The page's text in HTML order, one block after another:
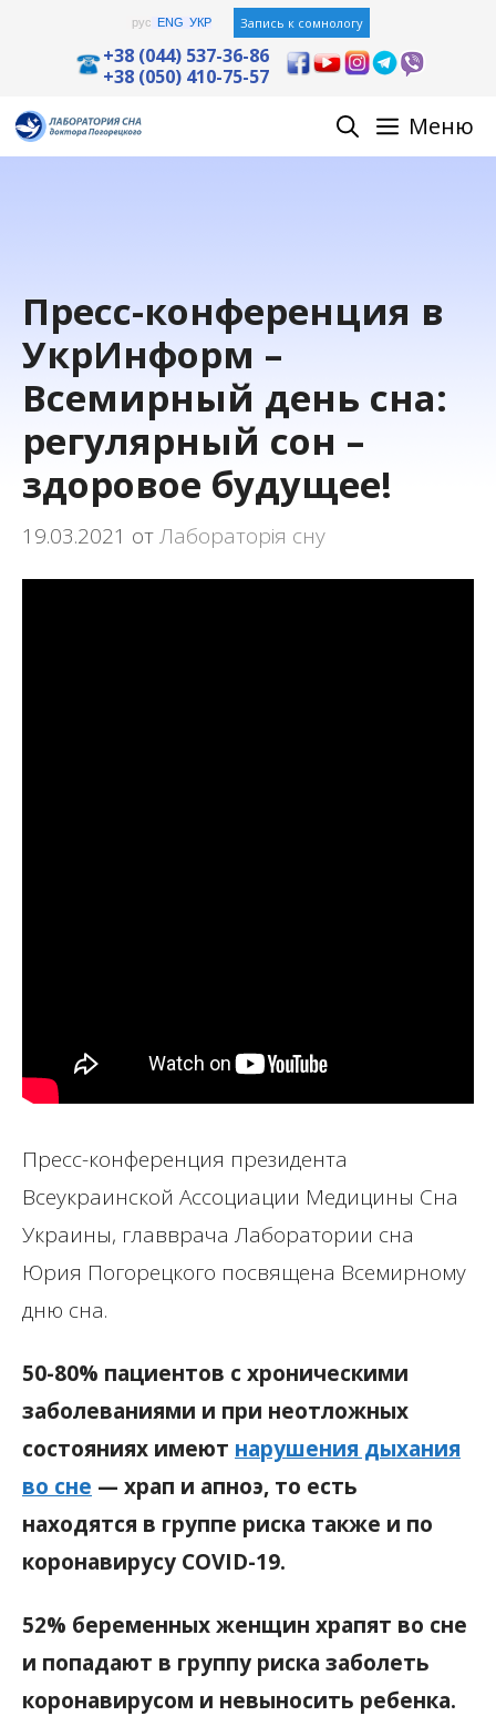
содержимому
рус ENG УКР Запись к сомнологу
+38 (044) 537-36-86
+38 (050) 410-75-57
Меню
Пресс-конференция в
УкрИнформ –
Всемирный день сна:
регулярный сон –
здоровое будущее!
19.03.2021 отЛабораторія сну
Пресс-конференция президента
Всеукраинской Ассоциации Медицины Сна
Украины, главврача Лаборатории сна
Юрия Погорецкого посвящена Всемирному
дню сна.
50-80% пациентов с хроническими
заболеваниями и при неотложных
состояниях имеют нарушения дыхания
во сне — храп и апноэ, то есть
находятся в группе риска также и по
коронавирусу COVID-19.
52% беременных женщин храпят во сне
и попадают в группу риска заболеть
коронавирусом и невыносить ребенка.